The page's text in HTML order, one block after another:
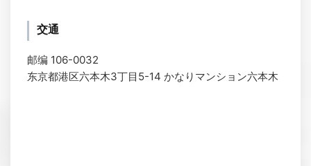
交通
邮编 106-0032
东京都港区六本木3丁目5-14 かなりマンション六本木